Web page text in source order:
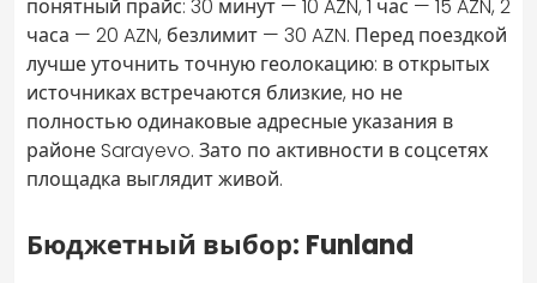
понятный прайс: 30 минут — 10 AZN, 1 час — 15 AZN, 2
часа — 20 AZN, безлимит — 30 AZN. Перед поездкой
лучше уточнить точную геолокацию: в открытых
источниках встречаются близкие, но не
полностью одинаковые адресные указания в
районе Sarayevo. Зато по активности в соцсетях
площадка выглядит живой.
Бюджетный выбор: Funland